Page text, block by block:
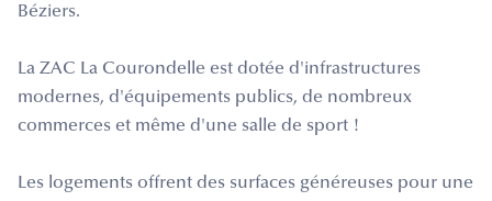
Béziers.
La ZAC La Courondelle est dotée d'infrastructures
modernes, d'équipements publics, de nombreux
commerces et même d'une salle de sport !
Les logements offrent des surfaces généreuses pour une